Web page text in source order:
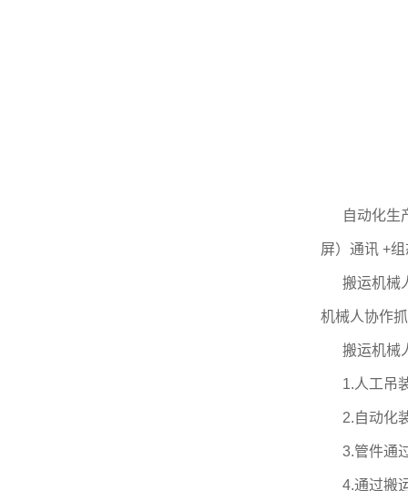
自动化生
屏）通讯 +
搬运机械
机械人协作
搬运机械
1.人工吊
2.自动化
3.管件通
4.通过搬